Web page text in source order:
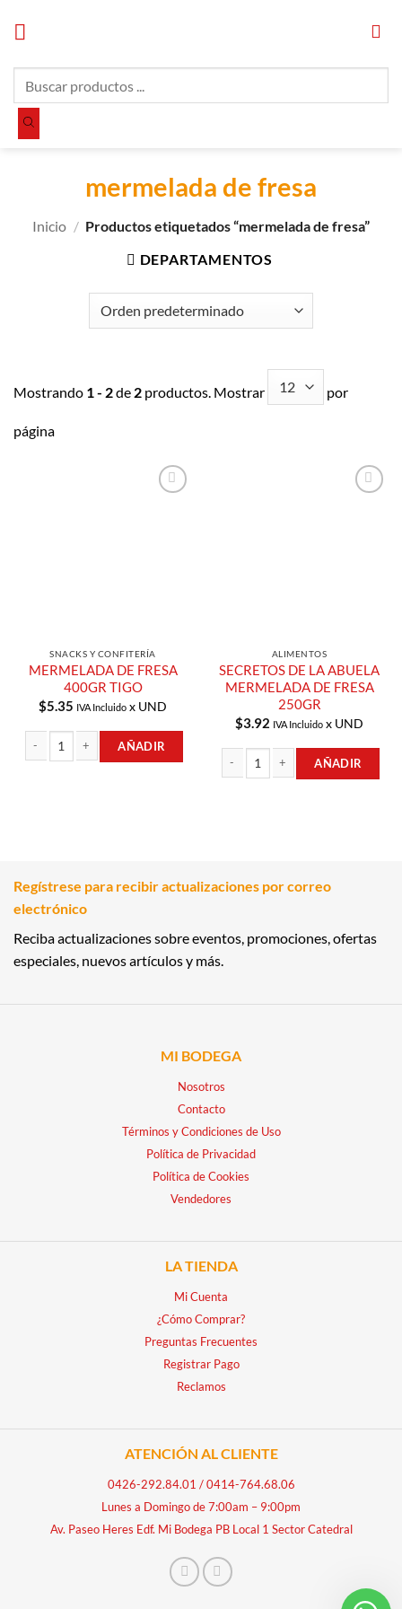
productos
mermelada de fresa
Inicio / Productos etiquetados “mermelada de fresa”
DEPARTAMENTOS
Mostrando 1 - 2de 2 productos. Mostrar por
página
SNACKS Y CONFITERÍA
MERMELADA DE FRESA
400GR TIGO
$5.35 IVA Incluido x UND
AÑADIR
ALIMENTOS
SECRETOS DE LA ABUELA
MERMELADA DE FRESA
250GR
$3.92 IVA Incluido x UND
AÑADIR
Regístrese para recibir actualizaciones por correo
electrónico
Reciba actualizaciones sobre eventos, promociones, ofertas
especiales, nuevos artículos y más.
MI BODEGA
Nosotros
Contacto
Términos y Condiciones de Uso
Política de Privacidad
Política de Cookies
Vendedores
LA TIENDA
Mi Cuenta
¿Cómo Comprar?
Preguntas Frecuentes
Registrar Pago
Reclamos
ATENCIÓN AL CLIENTE
0426-292.84.01 /0414-764.68.06
Lunes a Domingo de 7:00am – 9:00pm
Av. Paseo Heres Edf. Mi Bodega PB Local 1 Sector Catedral